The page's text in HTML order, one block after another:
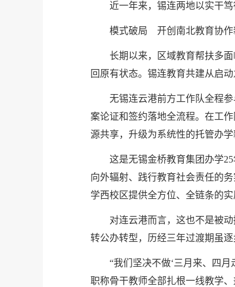
近一年来，锡连两地以实干
模式破局 开创南北教育协作
长期以来，区域教育帮扶多
回原有状态。锡连教育共建从启
无锡连云港前方工作队全程
案论证和签约落地全流程。在工
源共享，升级为系统性的托管办学
这是无锡金桥教育集团办学
向外辐射、践行教育社会责任的
学西校区提供全方位、全链条的实
对连云港而言，这也不是被
转公办转型，历经三年过渡期虽
“我们坚决不做‘三月来、四
职称骨干教师全部扎根一线教学